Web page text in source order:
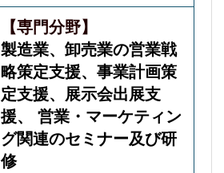
【専門分野】
製造業、卸売業の営業戦
略策定支援、事業計画策
定支援、展示会出展支
援、 営業・マーケティン
グ関連のセミナー及び研
修